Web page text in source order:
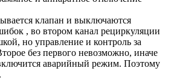
клапан и выключаются
, во втором канал рециркуляции
но управление и контроль за
без первого невозможно, иначе
аварийный режим. Поэтому